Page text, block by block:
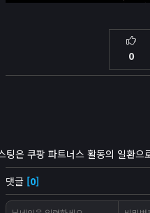
0
팅은 쿠팡 파트너스 활동의 일환
댓글 [0]